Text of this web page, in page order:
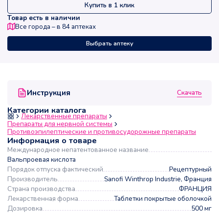
Инструкция Скачать
Категории каталога
Лекарственные препараты
Препараты для нервной системы
Противоэпилептические и противосудорожные препараты
Информация о товаре
Международное непатентованное название
Вальпроевая кислота
Порядок отпуска фактический
Рецептурный
Производитель
Sanofi Winthrop Industrie, Франция
Страна производства
ФРАНЦИЯ
Лекарственная форма
Таблетки покрытые оболочкой
Дозировка
500 мг
Купить в 1 клик
Товар есть в наличии
Все города – в 84 аптеках
Выбрать аптеку